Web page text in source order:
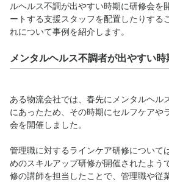
ルヘルス不調が出やすい時期に研修会を
ートする支援スタッフを配置したりする
れについて事例を紹介します。
メンタルヘルス不調者が出やすい
ある物流会社では、春先にメンタルヘル
にあったため、その時期にセルフケアや
会を開催しました。
管理職に対するラインケア研修について
めのスキルアップ研修が開催されたよう
修の講師を担当したことで、管理職や従